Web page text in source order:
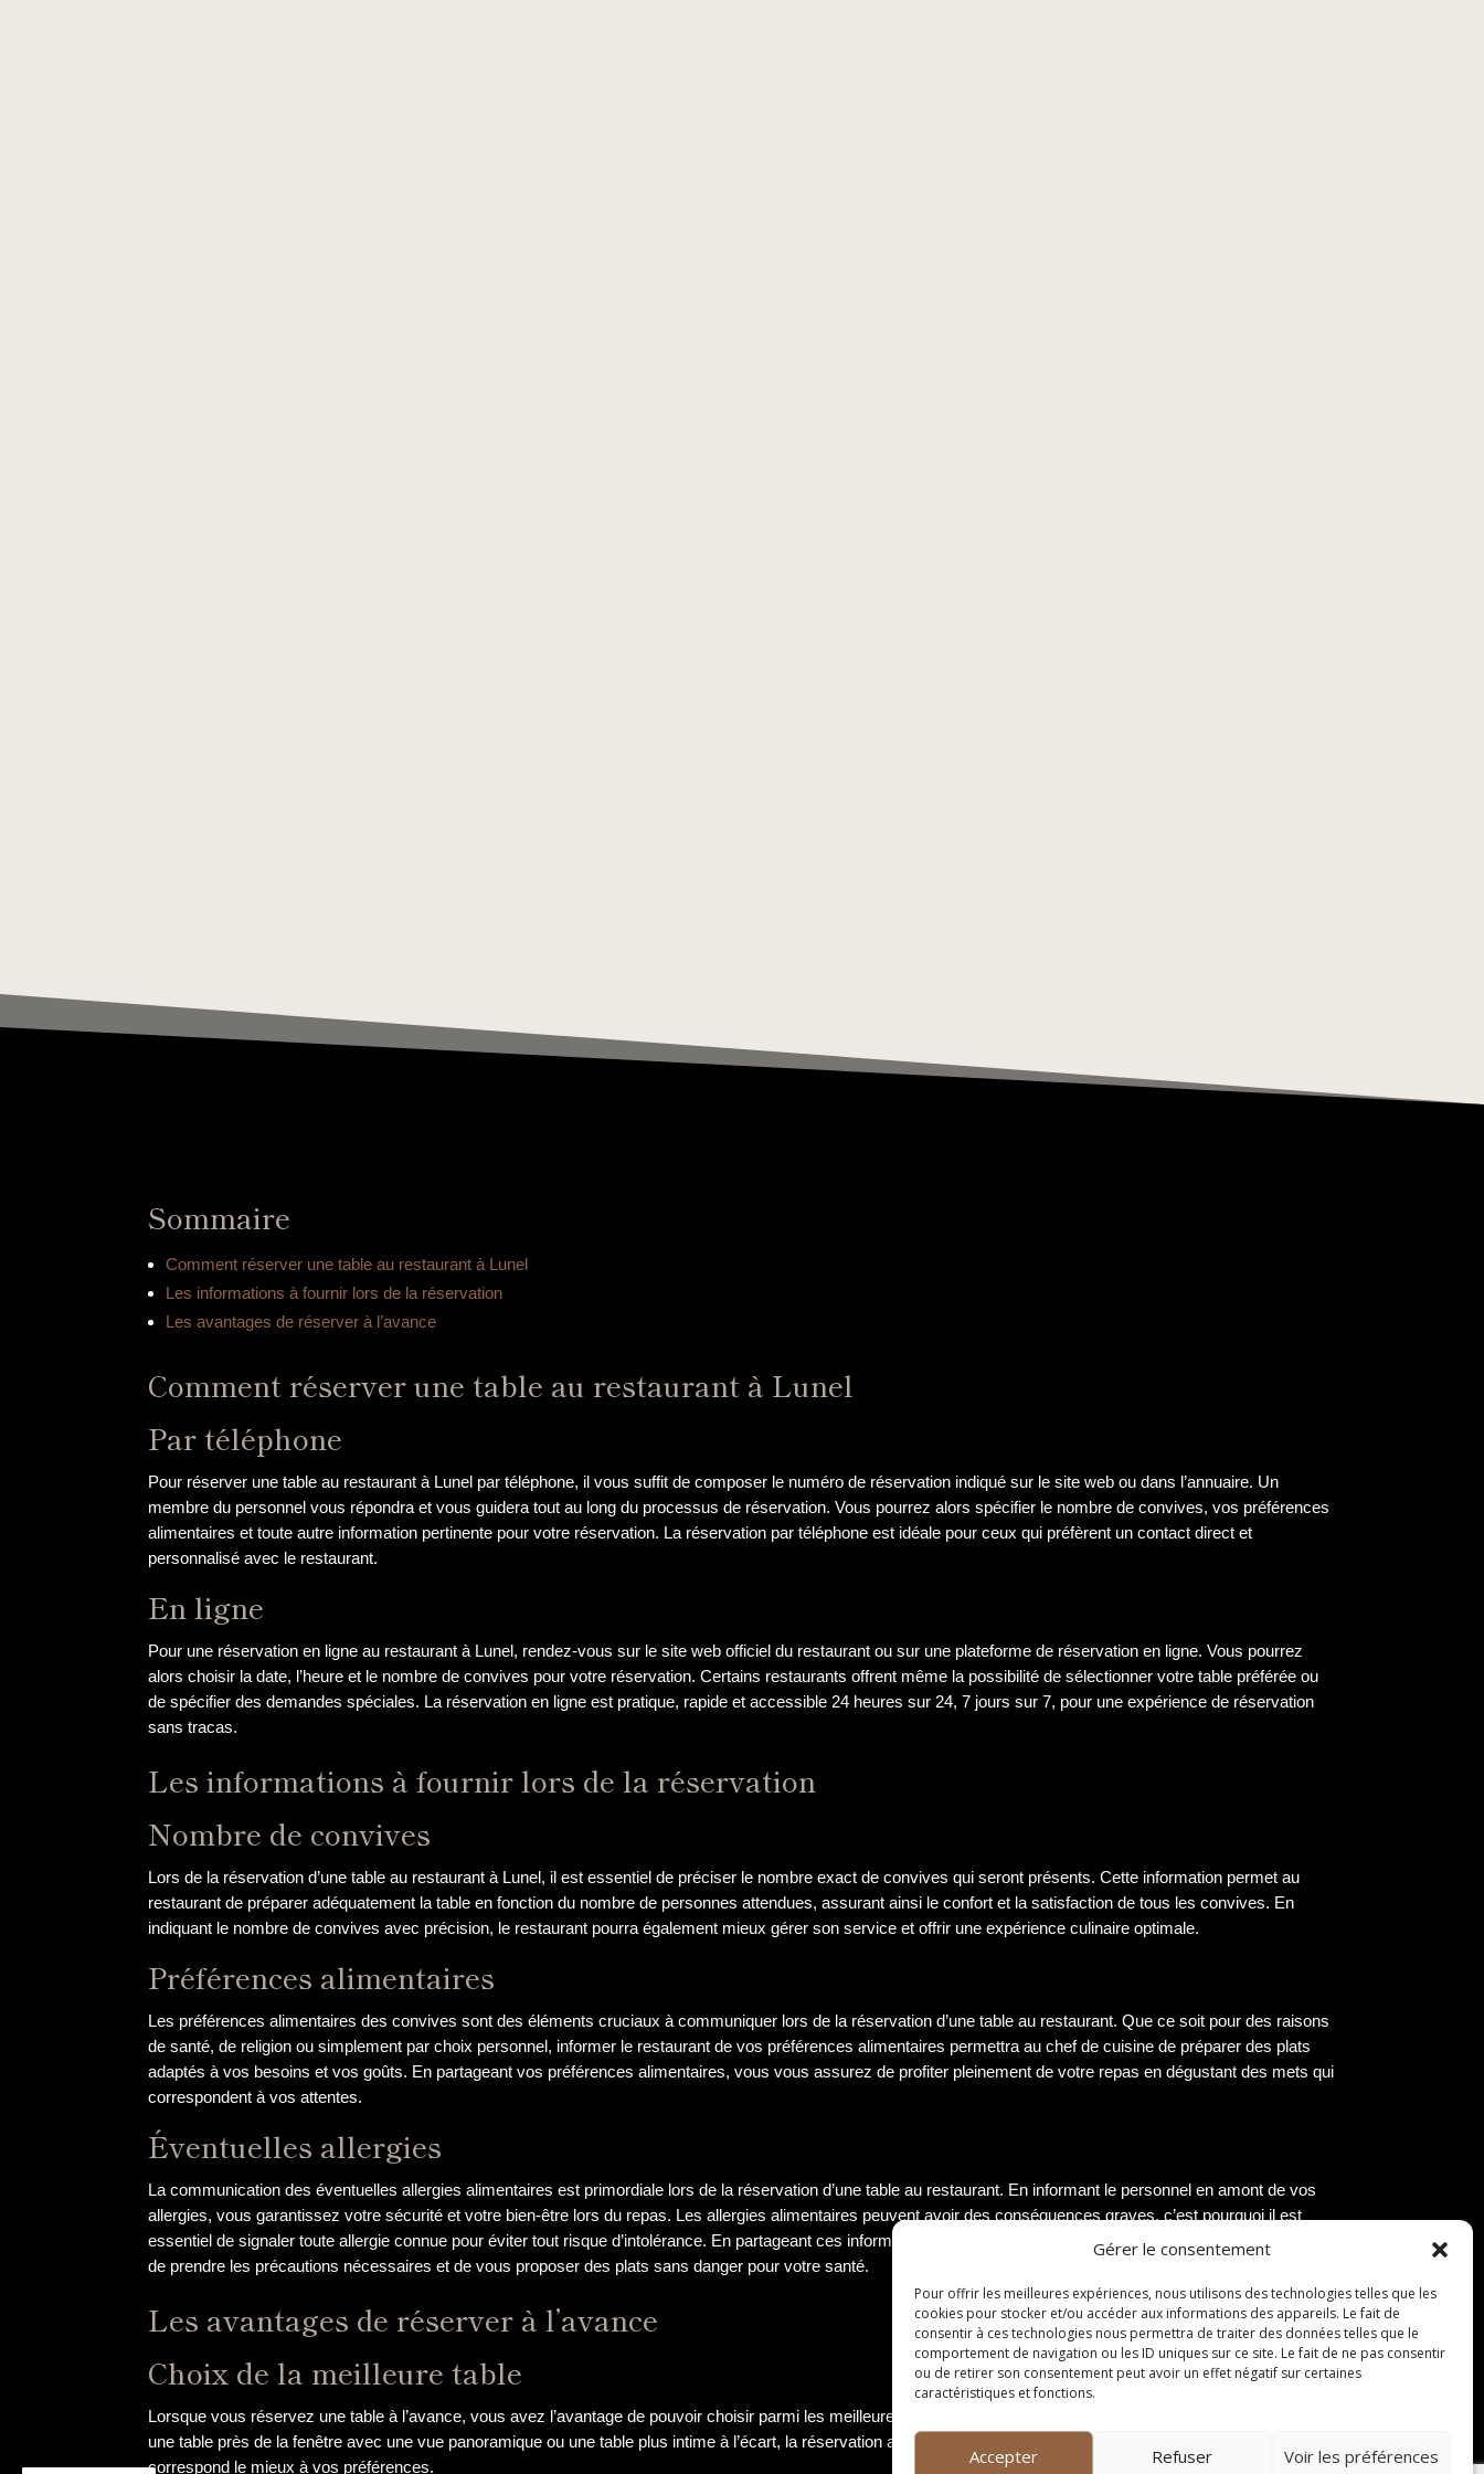
Gérer le consentement
Pour offrir les meilleures expériences, nous utilisons des technologies telles que les
cookies pour stocker et/ou accéder aux informations des appareils. Le fait de
consentir à ces technologies nous permettra de traiter des données telles que le
comportement de navigation ou les ID uniques sur ce site. Le fait de ne pas consentir
ou de retirer son consentement peut avoir un effet négatif sur certaines
caractéristiques et fonctions.
Accepter Refuser Voir les préférences
Sommaire
Comment réserver une table au restaurant à Lunel
Les informations à fournir lors de la réservation
Les avantages de réserver à l’avance
Comment réserver une table au restaurant à Lunel
Par téléphone
Pour réserver une table au restaurant à Lunel par téléphone, il vous suffit de composer le numéro de réservation indiqué sur le site web ou dans l’annuaire. Un
membre du personnel vous répondra et vous guidera tout au long du processus de réservation. Vous pourrez alors spécifier le nombre de convives, vos préférences
alimentaires et toute autre information pertinente pour votre réservation. La réservation par téléphone est idéale pour ceux qui préfèrent un contact direct et
personnalisé avec le restaurant.
En ligne
Pour une réservation en ligne au restaurant à Lunel, rendez-vous sur le site web officiel du restaurant ou sur une plateforme de réservation en ligne. Vous pourrez
alors choisir la date, l’heure et le nombre de convives pour votre réservation. Certains restaurants offrent même la possibilité de sélectionner votre table préférée ou
de spécifier des demandes spéciales. La réservation en ligne est pratique, rapide et accessible 24 heures sur 24, 7 jours sur 7, pour une expérience de réservation
sans tracas.
Les informations à fournir lors de la réservation
Nombre de convives
Lors de la réservation d’une table au restaurant à Lunel, il est essentiel de préciser le nombre exact de convives qui seront présents. Cette information permet au
restaurant de préparer adéquatement la table en fonction du nombre de personnes attendues, assurant ainsi le confort et la satisfaction de tous les convives. En
indiquant le nombre de convives avec précision, le restaurant pourra également mieux gérer son service et offrir une expérience culinaire optimale.
Préférences alimentaires
Les préférences alimentaires des convives sont des éléments cruciaux à communiquer lors de la réservation d’une table au restaurant. Que ce soit pour des raisons
de santé, de religion ou simplement par choix personnel, informer le restaurant de vos préférences alimentaires permettra au chef de cuisine de préparer des plats
adaptés à vos besoins et vos goûts. En partageant vos préférences alimentaires, vous vous assurez de profiter pleinement de votre repas en dégustant des mets qui
correspondent à vos attentes.
Éventuelles allergies
La communication des éventuelles allergies alimentaires est primordiale lors de la réservation d’une table au restaurant. En informant le personnel en amont de vos
allergies, vous garantissez votre sécurité et votre bien-être lors du repas. Les allergies alimentaires peuvent avoir des conséquences graves, c’est pourquoi il est
essentiel de signaler toute allergie connue pour éviter tout risque d’intolérance. En partageant ces informations avec le restaurant, vous permettez au chef de cuisine
de prendre les précautions nécessaires et de vous proposer des plats sans danger pour votre santé.
Les avantages de réserver à l’avance
Choix de la meilleure table
Lorsque vous réservez une table à l’avance, vous avez l’avantage de pouvoir choisir parmi les meilleures tables disponibles dans le restaurant. Que vous préfériez
une table près de la fenêtre avec une vue panoramique ou une table plus intime à l’écart, la réservation anticipée vous permet de sélectionner l’emplacement qui
correspond le mieux à vos préférences.